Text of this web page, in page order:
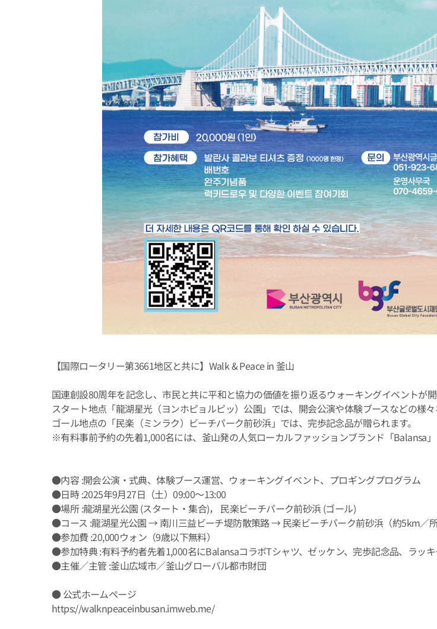
【国際ロータリー第3661地区と共に】Walk & Peace in 釜山
国連創設80周年を記念し、市民と共に平和と協力の価値を振り返るウォーキングイベントが開
スタート地点「龍湖星光（ヨンホピョルピッ）公園」では、開会公演や体験ブースなどの様々
ゴール地点の「民楽（ミンラク）ビーチパーク前砂浜」では、完歩記念品が贈られます。
※有料事前予約の先着1,000名には、釜山発の人気ローカルファッションブランド「Balansa」
●内容 :開会公演・式典、体験ブース運営、ウォーキングイベント、プロギングプログラム
●日時 :2025年9月27日（土）09:00〜13:00
●場所 :龍湖星光公園 (スタート・集合)， 民楽ビーチパーク前砂浜 (ゴール)
●コース :龍湖星光公園 → 南川三益ビーチ堤防散策路 → 民楽ビーチパーク前砂浜（約5km／所
●参加費 :20,000ウォン（9歳以下無料）
●参加特典 :有料予約者先着1,000名にBalansaコラボTシャツ、ゼッケン、完歩記念品、ラッ
●主催／主管 :釜山広域市／釜山グローバル都市財団
● 公式ホームページ
https://walknpeaceinbusan.imweb.me/